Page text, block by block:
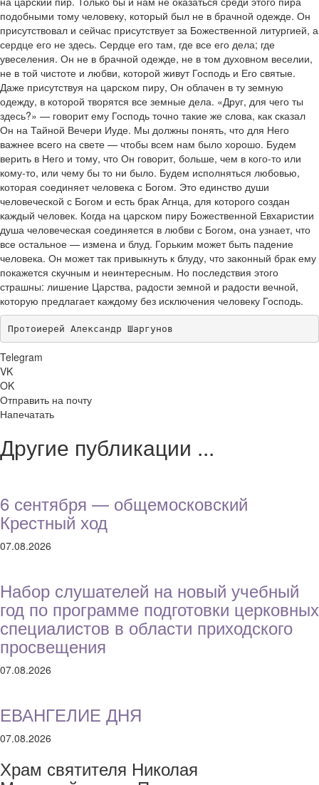
подобными тому человеку, который был не в брачной одежде. Он
присутствовал и сейчас присутствует за Божественной литургией, а
сердце его не здесь. Сердце его там, где все его дела; где
увеселения. Он не в брачной одежде, не в том духовном веселии,
не в той чистоте и любви, которой живут Господь и Его святые.
Даже присутствуя на царском пиру, Он облачен в ту земную
одежду, в которой творятся все земные дела. «Друг, для чего ты
здесь?» — говорит ему Господь точно такие же слова, как сказал
Он на Тайной Вечери Иуде. Мы должны понять, что для Него
важнее всего на свете — чтобы всем нам было хорошо. Будем
верить в Него и тому, что Он говорит, больше, чем в кого-то или
кому-то, или чему бы то ни было. Будем исполняться любовью,
которая соединяет человека с Богом. Это единство души
человеческой с Богом и есть брак Агнца, для которого создан
каждый человек. Когда на царском пиру Божественной Евхаристии
душа человеческая соединяется в любви с Богом, она узнает, что
все остальное — измена и блуд. Горьким может быть падение
человека. Он может так привыкнуть к блуду, что законный брак ему
покажется скучным и неинтересным. Но последствия этого
страшны: лишение Царства, радости земной и радости вечной,
которую предлагает каждому без исключения человеку Господь.
Протоиерей Александр Шаргунов
Telegram
VK
OK
Отправить на почту
Напечатать
Другие публикации ...
6 сентября — общемосковский
Крестный ход
07.08.2026
Набор слушателей на новый учебный
год по программе подготовки церковных
специалистов в области приходского
просвещения
07.08.2026
ЕВАНГЕЛИЕ ДНЯ
07.08.2026
Храм святителя Николая